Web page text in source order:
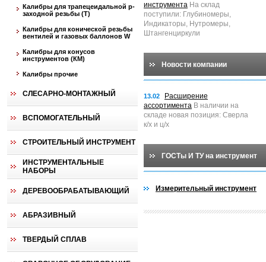
Калибры для трапецеидальной p-
заходной резьбы (T)
Калибры для конической резьбы
вентилей и газовых баллонов W
Калибры для конусов
инструментов (КМ)
Калибры прочие
СЛЕСАРНО-МОНТАЖНЫЙ
ВСПОМОГАТЕЛЬНЫЙ
СТРОИТЕЛЬНЫЙ ИНСТРУМЕНТ
ИНСТРУМЕНТАЛЬНЫЕ
НАБОРЫ
ДЕРЕВООБРАБАТЫВАЮЩИЙ
АБРАЗИВНЫЙ
ТВЕРДЫЙ СПЛАВ
инструмента На склад
поступили: Глубиномеры,
Индикаторы, Нутромеры,
Штангенциркули
Новости компании
13.02
Расширение
ассортимента В наличии на
складе новая позиция: Сверла
к/х и ц/х
ГОСТы И ТУ на инструмент
Измерительный инструмент